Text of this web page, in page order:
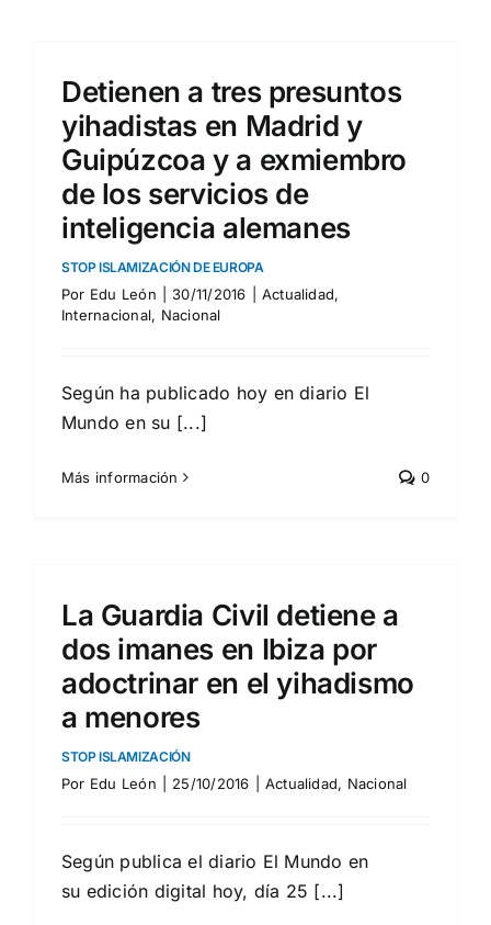
Detienen a tres presuntos
yihadistas en Madrid y
Guipúzcoa y a exmiembro
de los servicios de
inteligencia alemanes
STOP ISLAMIZACIÓN DE EUROPA
Por Edu León 30/11/2016 Actualidad,
Internacional, Nacional
Según ha publicado hoy en diario El
Mundo en su [...]
Más información 0
La Guardia Civil detiene a
dos imanes en Ibiza por
adoctrinar en el yihadismo
a menores
STOP ISLAMIZACIÓN
Por Edu León 25/10/2016 Actualidad, Nacional
Según publica el diario El Mundo en
su edición digital hoy, día 25 [...]